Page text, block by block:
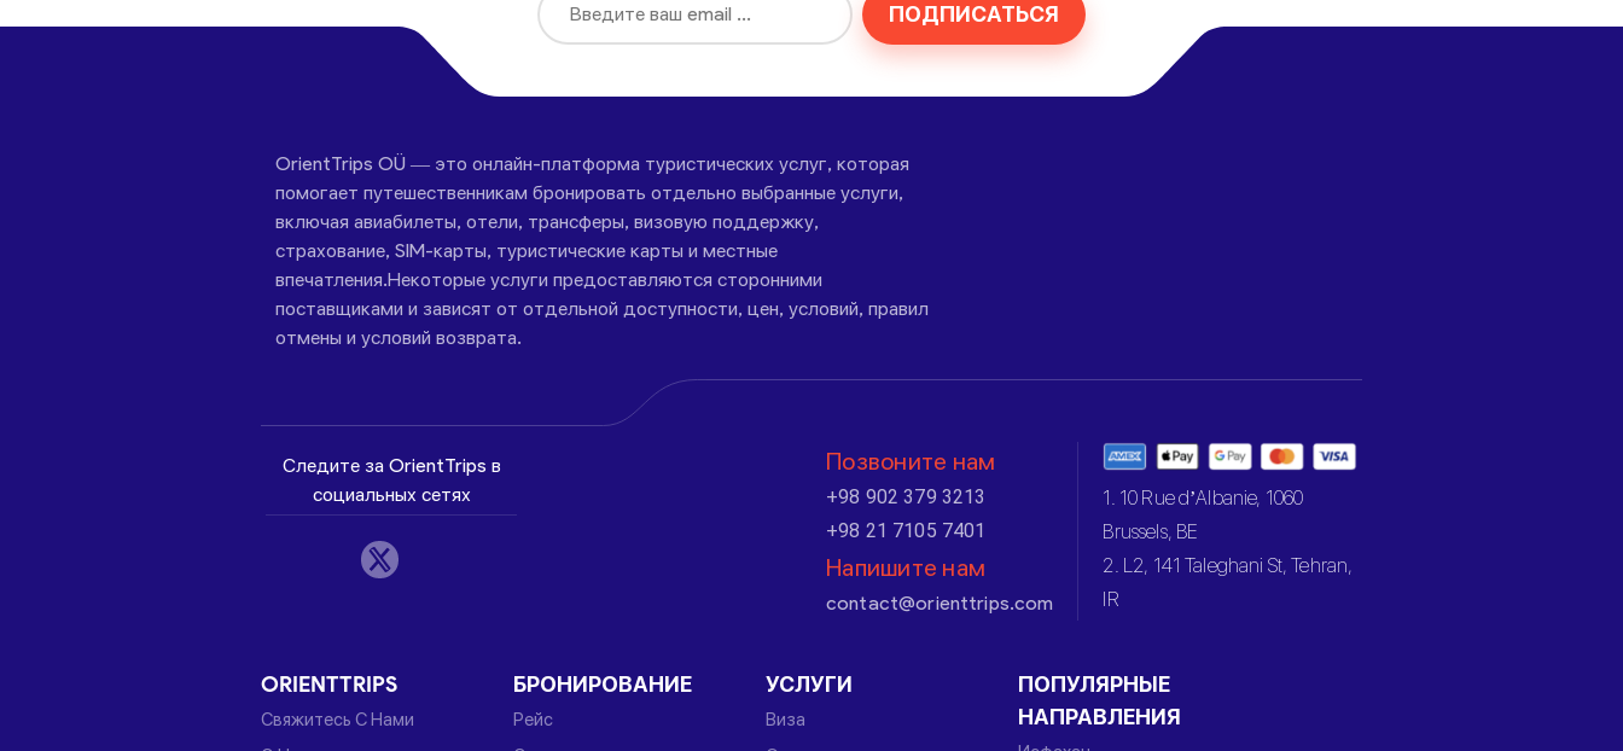
ПОДПИСАТЬСЯ
OrientTrips OÜ — это онлайн-платформа туристических услуг, которая
помогает путешественникам бронировать отдельно выбранные услуги,
включая авиабилеты, отели, трансферы, визовую поддержку,
страхование, SIM-карты, туристические карты и местные
впечатления.Некоторые услуги предоставляются сторонними
поставщиками и зависят от отдельной доступности, цен, условий, правил
отмены и условий возврата.
Следите за OrientTrips в
социальных сетях
Позвоните нам
+98 902 379 3213
+98 21 7105 7401
Напишите нам
contact@orienttrips.com
1. 10 Rue d’Albanie, 1060
Brussels, BE
2. L2, 141 Taleghani St, Tehran,
IR
ORIENTTRIPS
Свяжитесь С Нами
БРОНИРОВАНИЕ
Рейс
УСЛУГИ
Виза
ПОПУЛЯРНЫЕ
НАПРАВЛЕНИЯ